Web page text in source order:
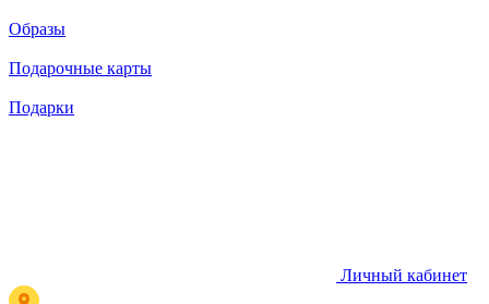
Образы
Подарочные карты
Подарки
Личный кабинет